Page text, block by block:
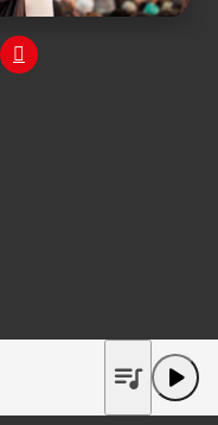
play_arrow
queue_music